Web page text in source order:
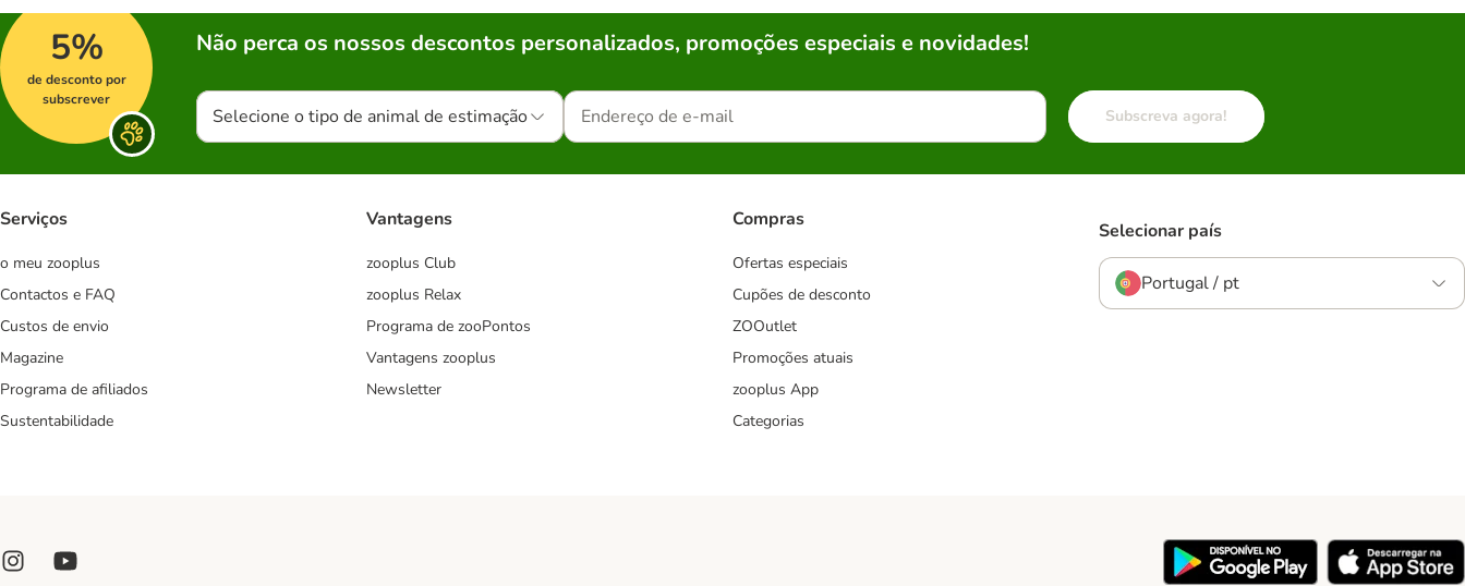
5%
de desconto por
subscrever
Não perca os nossos descontos personalizados, promoções especiais e novidades!
Selecione o tipo de animal de estimação Subscreva agora!
Serviços
o meu zooplus
Contactos e FAQ
Custos de envio
Magazine
Programa de afiliados
Sustentabilidade
Vantagens
zooplus Club
zooplus Relax
Programa de zooPontos
Vantagens zooplus
Newsletter
Compras
Ofertas especiais
Cupões de desconto
ZOOutlet
Promoções atuais
zooplus App
Categorias
Selecionar país
Portugal / pt